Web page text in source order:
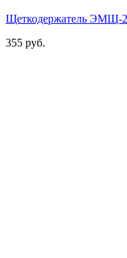
Щеткодержатель ЭМЩ-
355 руб.